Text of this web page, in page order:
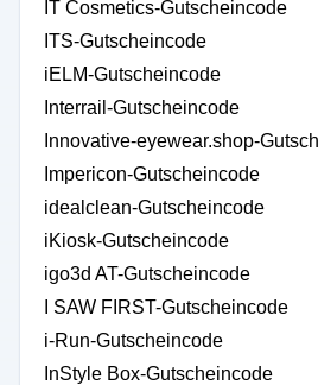
IT Cosmetics-Gutscheincode
ITS-Gutscheincode
iELM-Gutscheincode
Interrail-Gutscheincode
Innovative-eyewear.shop-
Impericon-Gutscheincode
idealclean-Gutscheincode
iKiosk-Gutscheincode
igo3d AT-Gutscheincode
I SAW FIRST-Gutscheincode
i-Run-Gutscheincode
InStyle Box-Gutscheincode